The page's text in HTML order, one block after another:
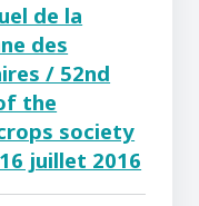
de la
des
/ 52nd
the
society
juillet 2016